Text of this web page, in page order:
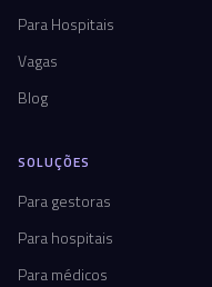
Para Hospitais
Vagas
Blog
SOLUÇÕES
Para gestoras
Para hospitais
Para médicos